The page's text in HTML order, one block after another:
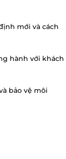
mới và cách
hành với khách
bảo vệ môi